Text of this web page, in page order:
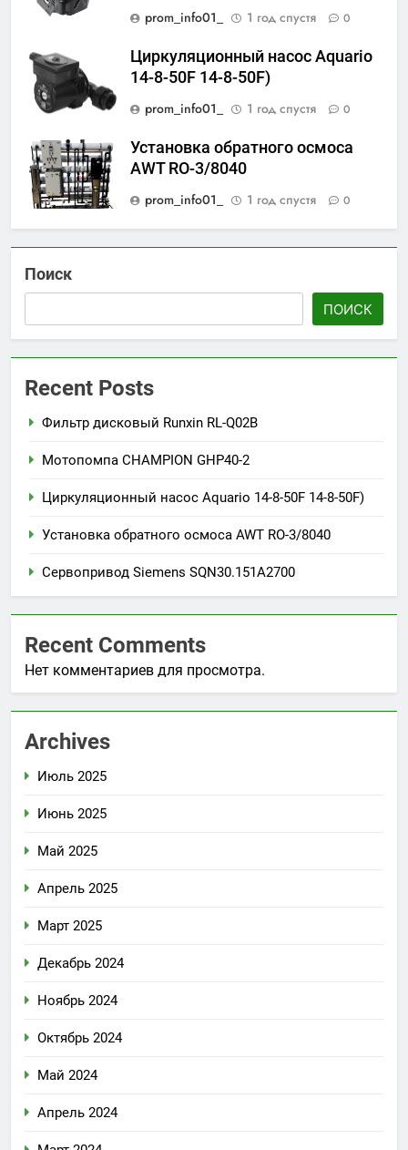
prom_info01_
1 год спустя 0
Циркуляционный насос Aquario
14-8-50F 14-8-50F)
prom_info01_
1 год спустя 0
Установка обратного осмоса
AWT RO-3/8040
prom_info01_
1 год спустя 0
Поиск
ПОИСК
Recent Posts
Фильтр дисковый Runxin RL-Q02B
Мотопомпа CHAMPION GHP40-2
Циркуляционный насос Aquario 14-8-50F 14-8-50F)
Установка обратного осмоса AWT RO-3/8040
Сервопривод Siemens SQN30.151A2700
Recent Comments
Нет комментариев для просмотра.
Archives
Июль 2025
Июнь 2025
Май 2025
Апрель 2025
Март 2025
Декабрь 2024
Ноябрь 2024
Октябрь 2024
Май 2024
Апрель 2024